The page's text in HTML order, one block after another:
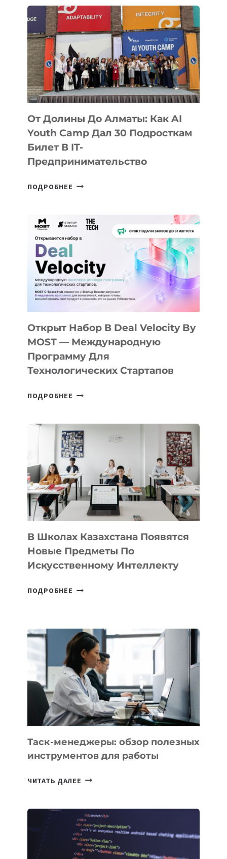
От Долины До Алматы: Как AI
Youth Camp Дал 30 Подросткам
Билет В IT-
Предпринимательство
ПОДРОБНЕЕ ОТ
АЛМАТЫ:
КАК
AI
YOUTH
CAMP
ДАЛ
30
ПОДРОСТКАМ
БИЛЕТ
В
ПРЕДПРИНИМАТЕЛЬСТВО
Открыт Набор В Deal Velocity By
MOST — Международную
Программу Для
Технологических Стартапов
ПОДРОБНЕЕ ОТКРЫТ
DEAL
VELOCITY
BY
MOST
—
МЕЖДУНАРОДНУЮ
ПРОГРАММУ
ДЛЯ
ТЕХНОЛОГИЧЕСКИХ
В Школах Казахстана Появятся
Новые Предметы По
Искусственному Интеллекту
ПОДРОБНЕЕ
НОВЫЕ
ПРЕДМЕТЫ
ПО
ИСКУССТВЕННОМУ
ИНТЕЛЛЕКТУ
Таск-менеджеры: обзор полезных
инструментов для работы
ЧИТАТЬ ДАЛЕЕ ТАСК-
ПОЛЕЗНЫХ
ИНСТРУМЕНТОВ
ДЛЯ
РАБОТЫ